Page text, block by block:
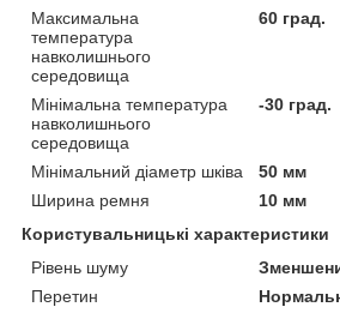
Максимальна
температура
навколишнього
середовища
60 град.
Мінімальна температура
навколишнього
середовища
-30 град.
Мінімальний діаметр шківа
50 мм
Ширина ремня
10 мм
Користувальницькі характеристики
Рівень шуму
Перетин